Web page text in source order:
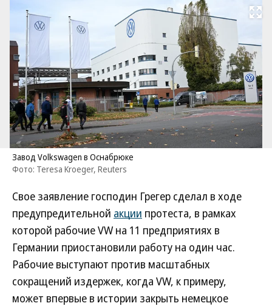
Развернуть
Завод Volkswagen в Оснабрюке
Фото: Teresa Kroeger, Reuters
Свое заявление господин Грегер сделал в ходе
предупредительной акции протеста, в рамках
которой рабочие VW на 11 предприятиях в
Германии приостановили работу на один час.
Рабочие выступают против масштабных
сокращений издержек, когда VW, к примеру,
может впервые в истории закрыть немецкое